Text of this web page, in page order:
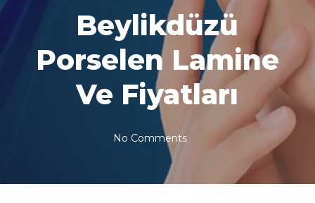
Beylikdüzü
Porselen Lamine
Ve Fiyatları
No Comments